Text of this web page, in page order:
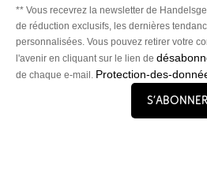
** Vous recevrez la newsletter de
de réduction exclusifs, les dernières
personnalisées. Vous pouvez retirer votre
l'avenir en cliquant sur le lien de
de chaque e-mail. Protection-des-
S’abonner